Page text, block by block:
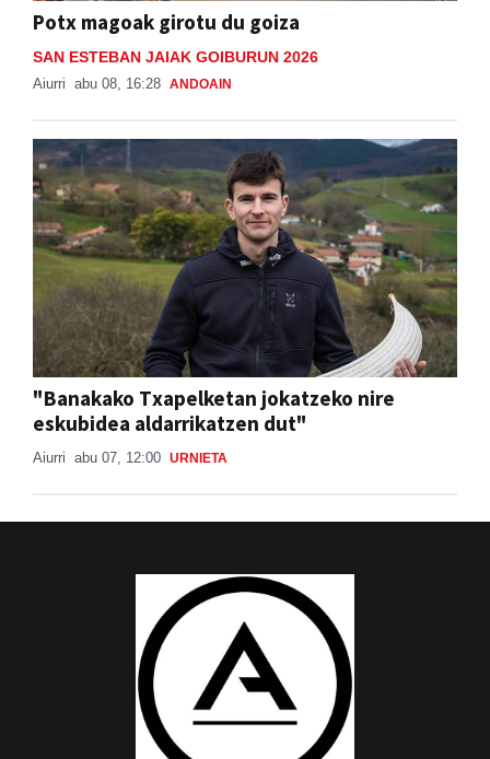
SAN ESTEBAN JAIAK GOIBURUN 2026
abu 08, 16:28
"Banakako Txapelketan jokatzeko nire
eskubidea aldarrikatzen dut"
Aiurri abu 07, 12:00 URNIETA